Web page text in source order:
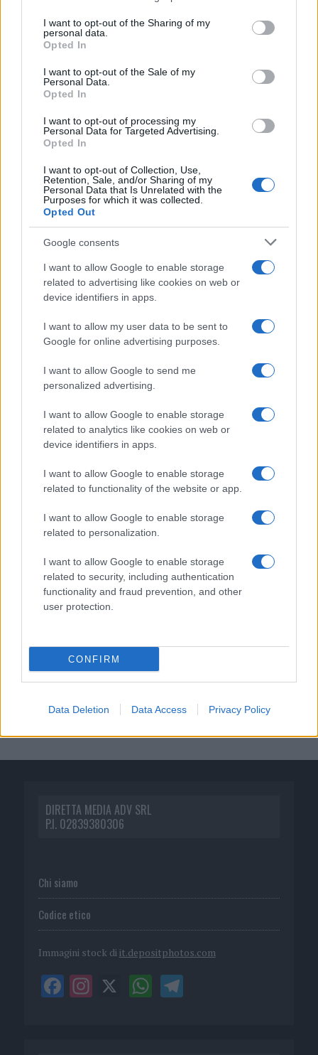
not limited to your visit or usage behaviour. You may click to
grant or deny consent to Google and its third-party tags to
use your data for below specified purposes in below Google
consent section.
I want to opt-out of the Sharing of my
personal data.
Opted In
I want to opt-out of the Sale of my
Personal Data.
Opted In
I want to opt-out of processing my
Personal Data for Targeted Advertising.
Opted In
I want to opt-out of Collection, Use,
Retention, Sale, and/or Sharing of my
Personal Data that Is Unrelated with the
Purposes for which it was collected.
Opted Out
Google consents
I want to allow Google to enable storage
related to advertising like cookies on web or
device identifiers in apps.
I want to allow my user data to be sent to
Google for online advertising purposes.
I want to allow Google to send me
personalized advertising.
I want to allow Google to enable storage
related to analytics like cookies on web or
device identifiers in apps.
I want to allow Google to enable storage
related to functionality of the website or app.
I want to allow Google to enable storage
related to personalization.
I want to allow Google to enable storage
related to security, including authentication
functionality and fraud prevention, and other
user protection.
CONFIRM
Data Deletion Data Access Privacy Policy
Giovannimaria Cabras
Invia un Comunicato Stampa
Vuoi rimanere sempre aggiornato?
Iscriviti alla newsletter di Gallura Oggi e ricevi le nostre
email periodiche contenenti le ultime notizie pubblicate
sul sito web!
Privacy
Utilizziamo Mailchimp come piattaforma di
tue informazioni siano trasferite a Mailchimp per
l'elaborazione.Leggi qui l'informativa sulla privacy
di Mailchimp.
Potrai annullare l'iscrizione in qualsiasi momento
nostre e-mail.
DIRETTA MEDIA ADV SRL
P.I. 02839380306
Chi siamo
Codice etico
Immagini stock di it.depositphotos.com